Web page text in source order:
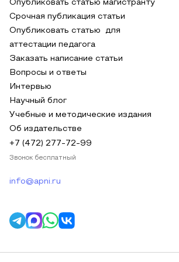
Опубликовать статью магистранту
Срочная публикация статьи
Опубликовать статью для
аттестации педагога
Заказать написание статьи
Вопросы и ответы
Интервью
Научный блог
Учебные и методические издания
Об издательстве
+7 (472) 277-72-99
Звонок бесплатный
info@apni.ru